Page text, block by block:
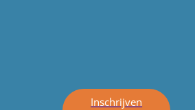
Inschrijven